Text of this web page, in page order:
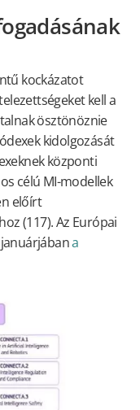
kockázatot
kell a
ösztönöznie
kidolgozását
központi
célú MI-modellek
előírt
(117). Az Európai
januárjábana